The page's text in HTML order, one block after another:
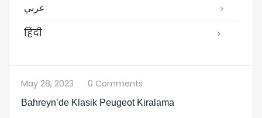
عربي
हिंदी
May 28, 2023 0 Comments
Bahreyn’de Klasik Peugeot Kiralama